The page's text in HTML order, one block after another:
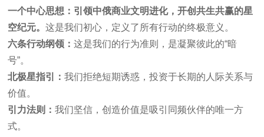
一个中心思想： 引领中俄商业文明进化，开创共生共赢的星
空纪元。这是我们初心，定义了所有行动的终极意义。
六条行动纲领：这是我们的行为准则，是凝聚彼此的“暗
号”。
北极星指引：我们拒绝短期诱惑，投资于长期的人际关系与
价值。
引力法则：我们坚信，创造价值是吸引同频伙伴的唯一方
式。